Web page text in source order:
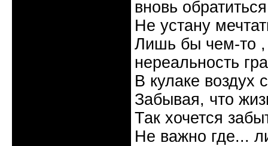
вновь обратиться
Не устану
Лишь бы чем-то ,
нереальность
В кулаке
Забывая, что
Так хочется
Не важно где...